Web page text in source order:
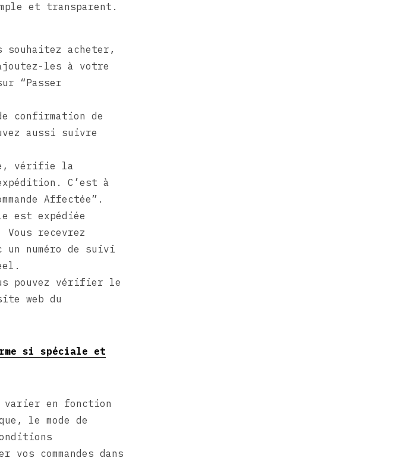
et transparent.
souhaitez acheter,
les à votre
“Passer
confirmation de
aussi suivre
vérifie la
C’est à
Affectée”.
est expédiée
recevrez
un numéro de suivi
pouvez vérifier le
web du
si spéciale et
en fonction
le mode de
commandes dans